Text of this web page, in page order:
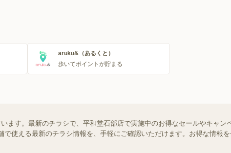
aruku&（あるくと）
歩いてポイントが貯まる
ます。最新のチラシで、平和堂石部店で実施中のお得なセールやキャン
使える最新のチラシ情報を、手軽にご確認いただけます。お得な情報を